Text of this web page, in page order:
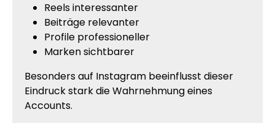
Reels interessanter
Beiträge relevanter
Profile professioneller
Marken sichtbarer
Besonders auf Instagram beeinflusst dieser
Eindruck stark die Wahrnehmung eines
Accounts.